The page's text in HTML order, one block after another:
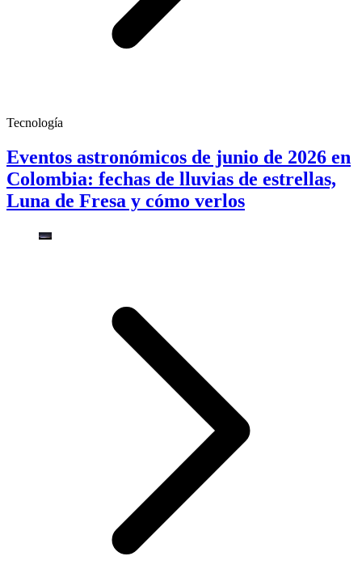
Tecnología
Eventos astronómicos de junio de 2026 en
Colombia: fechas de lluvias de estrellas,
Luna de Fresa y cómo verlos